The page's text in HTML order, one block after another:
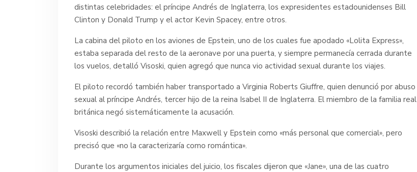
distintas celebridades: el príncipe Andrés de Inglaterra, los expresidentes estadounidenses Bill
Clinton y Donald Trump y el actor Kevin Spacey, entre otros.
La cabina del piloto en los aviones de Epstein, uno de los cuales fue apodado «Lolita Express»,
estaba separada del resto de la aeronave por una puerta, y siempre permanecía cerrada durante
los vuelos, detalló Visoski, quien agregó que nunca vio actividad sexual durante los viajes.
El piloto recordó también haber transportado a Virginia Roberts Giuffre, quien denunció por abuso
sexual al príncipe Andrés, tercer hijo de la reina Isabel II de Inglaterra. El miembro de la familia real
británica negó sistemáticamente la acusación.
Visoski describió la relación entre Maxwell y Epstein como «más personal que comercial», pero
precisó que «no la caracterizaría como romántica».
Durante los argumentos iniciales del juicio, los fiscales dijeron que «Jane», una de las cuatro